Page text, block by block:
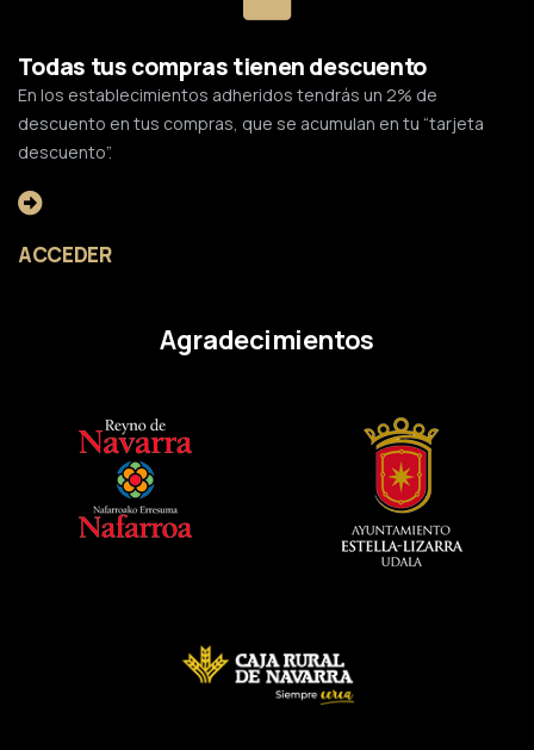
Todas tus compras tienen descuento
En los establecimientos adheridos tendrás un 2% de
descuento en tus compras, que se acumulan en tu “tarjeta
descuento”.
ACCEDER
Agradecimientos